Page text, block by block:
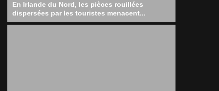
En Irlande du Nord, les pièces rouillées
dispersées par les touristes menacent...